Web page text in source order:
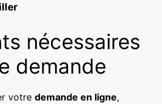
nécessaires
demande
votre demande en ligne,